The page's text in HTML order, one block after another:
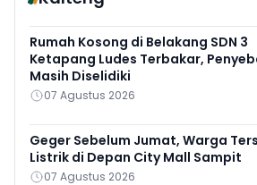
Rumah Kosong di Belakang SDN 3
Ketapang Ludes Terbakar,
Masih Diselidiki
07 Agustus 2026
Geger Sebelum Jumat, Warga
Listrik di Depan City Mall Sampit
07 Agustus 2026